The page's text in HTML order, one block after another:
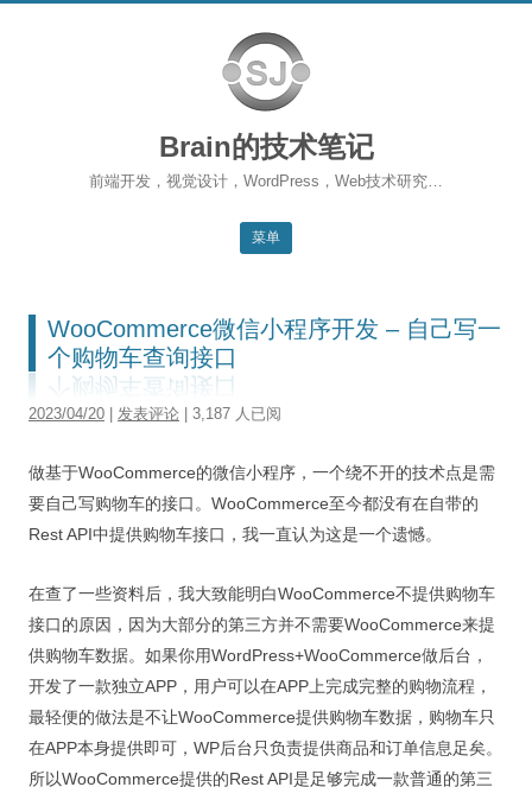
Brain的技术笔记
前端开发，视觉设计，WordPress，Web技术研究…
菜单
博客首页
SEO
视觉/交互设计
杂项研究
关于本站
WooCommerce微信小程序开发 – 自己写一
个购物车查询接口
2023/04/20 发表评论 | 3,187 人已阅
做基于WooCommerce的微信小程序，一个绕不开的技术点是需
要自己写购物车的接口。WooCommerce至今都没有在自带的
Rest API中提供购物车接口，我一直认为这是一个遗憾。
在查了一些资料后，我大致能明白WooCommerce不提供购物车
接口的原因，因为大部分的第三方并不需要WooCommerce来提
供购物车数据。如果你用WordPress+WooCommerce做后台，
开发了一款独立APP，用户可以在APP上完成完整的购物流程，
最轻便的做法是不让WooCommerce提供购物车数据，购物车只
在APP本身提供即可，WP后台只负责提供商品和订单信息足矣。
所以WooCommerce提供的Rest API是足够完成一款普通的第三